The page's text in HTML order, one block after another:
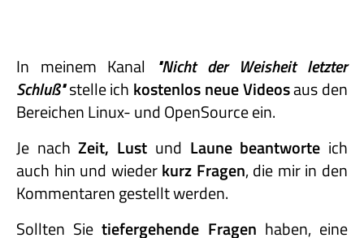
In meinem Kanal "Nicht der Weisheit letzter
Schluß"stelle ich kostenlos neue Videosaus den
Bereichen Linux- und OpenSource ein.
Je nachZeit, Lust und Laune beantworte ich
auch hin und wiederkurz Fragen, die mir in den
Kommentaren gestellt werden.
Sollten Sietiefergehende Fragen haben, eine